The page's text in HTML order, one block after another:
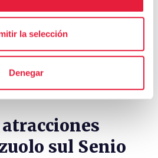
la selección
Denegar
chevron_right
sul Senio